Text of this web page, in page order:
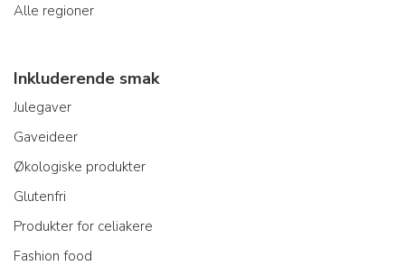
Alle regioner
Inkluderende smak
Julegaver
Gaveideer
Økologiske produkter
Glutenfri
Produkter for celiakere
Fashion food